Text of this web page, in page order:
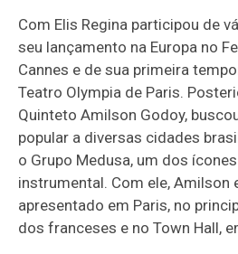
Com Elis Regina participou de
seu lançamento na Europa no
Cannes e de sua primeira
Teatro Olympia de Paris.
Quinteto Amilson Godoy,
popular a diversas cidades
o Grupo Medusa, um dos
instrumental. Com ele, Amilson
apresentado em Paris, no
dos franceses e no Town Hall,